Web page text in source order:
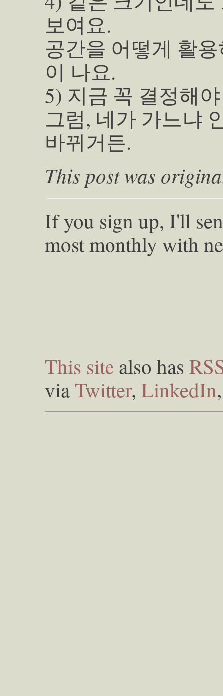
보여요.
공간을 어떻게 활
이 나요.
5) 지금 꼭 결정해
그럼, 네가 가느냐
바뀌거든.
This post was
If you sign up, I'll
most monthly with
This site also has
viaTwitter, LinkedIn